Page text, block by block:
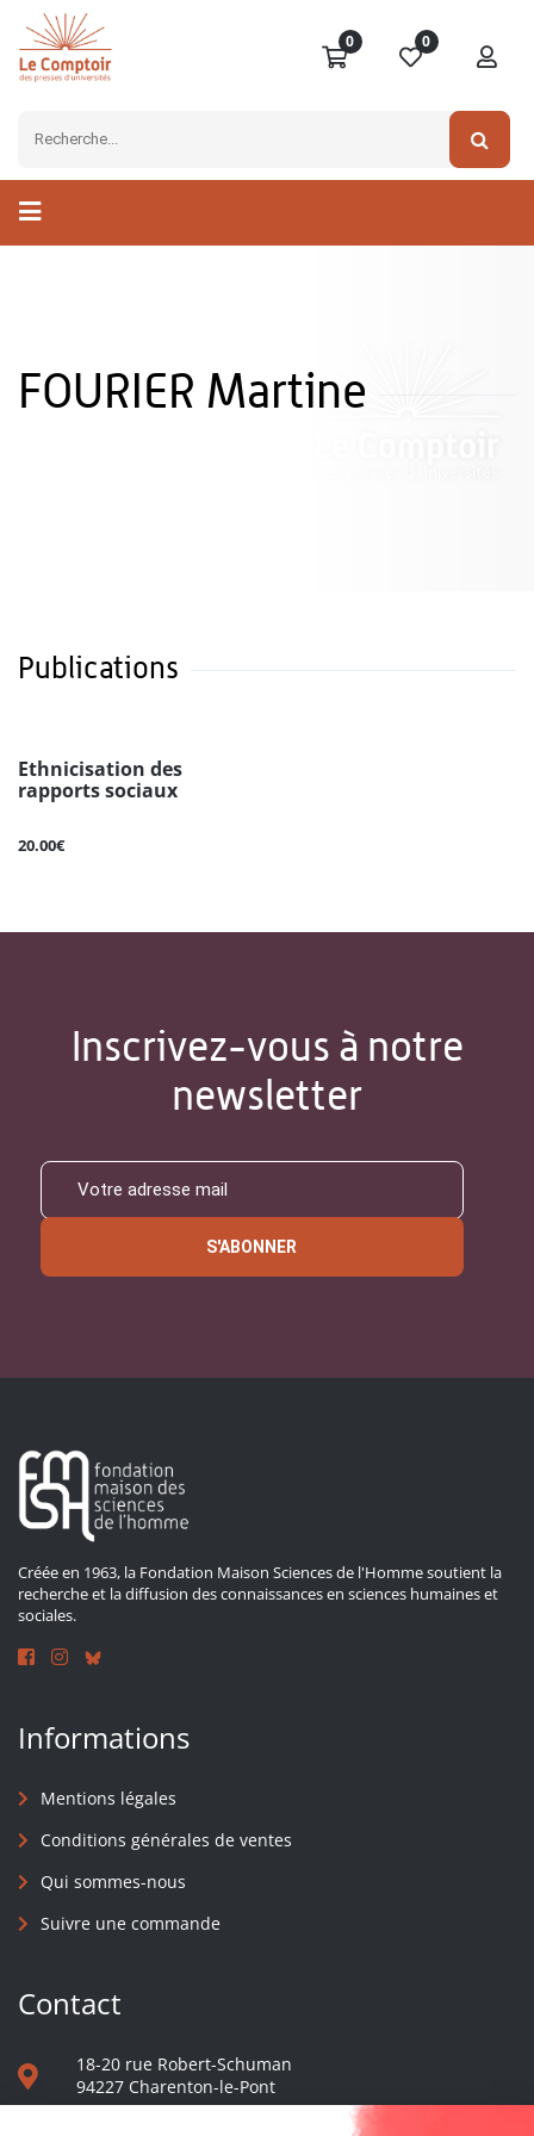
0 0
FOURIER Martine
Publications
Ethnicisation des
rapports sociaux
20.00€
Inscrivez-vous à notre
newsletter
S'ABONNER
Créée en 1963, la Fondation Maison Sciences de l'Homme soutient la
recherche et la diffusion des connaissances en sciences humaines et
sociales.
Informations
Mentions légales
Conditions générales de ventes
Qui sommes-nous
Suivre une commande
Contact
18-20 rue Robert-Schuman
94227 Charenton-le-Pont